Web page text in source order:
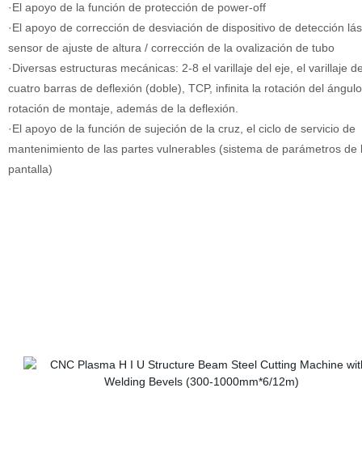
·El apoyo de la función de protección de power-off
·El apoyo de corrección de desviación de dispositivo de detección
sensor de ajuste de altura / corrección de la ovalización de tubo
·Diversas estructuras mecánicas: 2-8 el varillaje del eje, el varillaje
cuatro barras de deflexión (doble), TCP, infinita la rotación del
rotación de montaje, además de la deflexión.
·El apoyo de la función de sujeción de la cruz, el ciclo de servicio de
mantenimiento de las partes vulnerables (sistema de parámetros de
pantalla)